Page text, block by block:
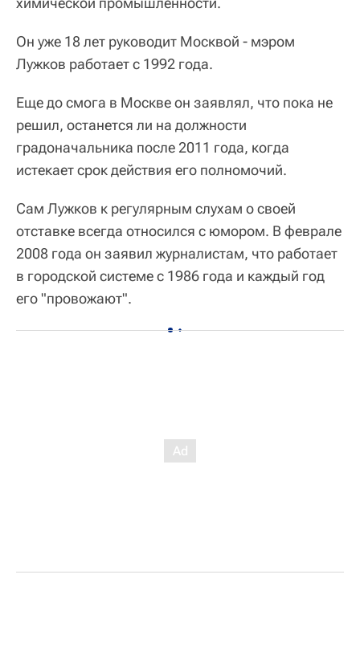
Он уже 18 лет руководит Москвой - мэром
Лужков работает с 1992 года.
Еще до смога в Москве он заявлял, что пока не
решил, останется ли на должности
градоначальника после 2011 года, когда
истекает срок действия его полномочий.
Сам Лужков к регулярным слухам о своей
отставке всегда относился с юмором. В феврале
2008 года он заявил журналистам, что работает
в городской системе с 1986 года и каждый год
его "провожают".